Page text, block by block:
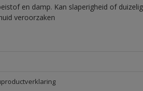
en damp. Kan slaperigheid of
veroorzaken